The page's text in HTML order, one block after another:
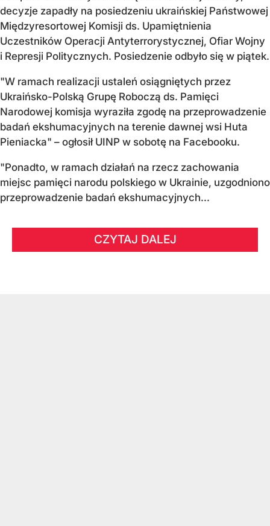
decyzje zapadły na posiedzeniu ukraińskiej Państwowej
Międzyresortowej Komisji ds. Upamiętnienia
Uczestników Operacji Antyterrorystycznej, Ofiar Wojny
i Represji Politycznych. Posiedzenie odbyło się w piątek.
"W ramach realizacji ustaleń osiągniętych przez
Ukraińsko-Polską Grupę Roboczą ds. Pamięci
Narodowej komisja wyraziła zgodę na przeprowadzenie
badań ekshumacyjnych na terenie dawnej wsi Huta
Pieniacka" – ogłosił UINP w sobotę na Facebooku.
"Ponadto, w ramach działań na rzecz zachowania
miejsc pamięci narodu polskiego w Ukrainie, uzgodniono
przeprowadzenie badań ekshumacyjnych...
CZYTAJ DALEJ